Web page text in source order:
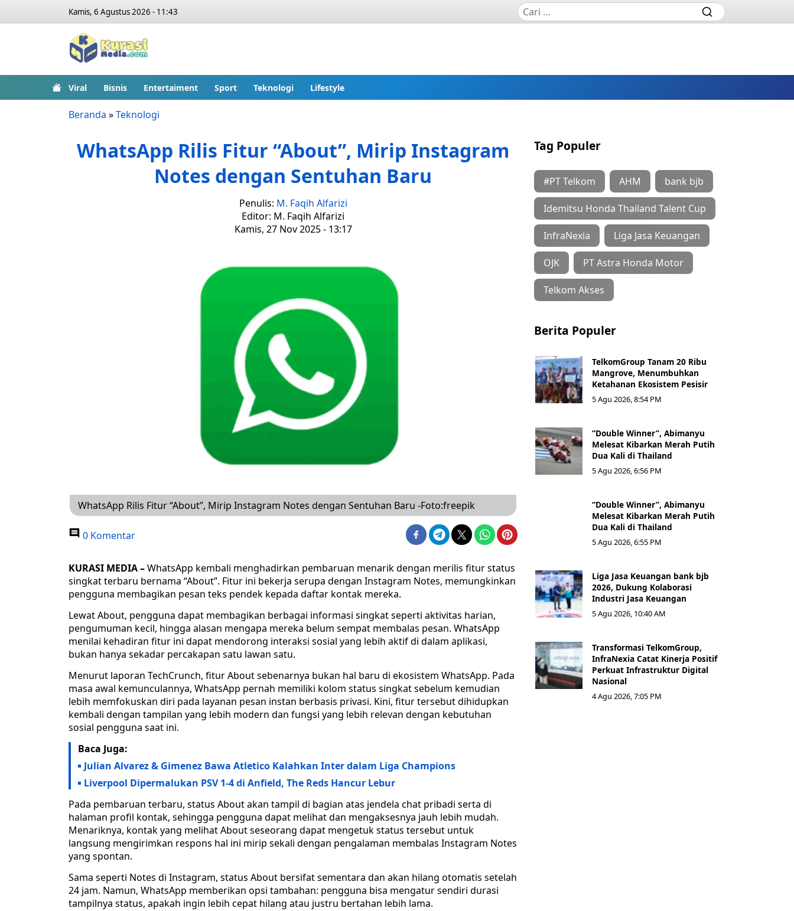
Kamis, 6 Agustus 2026 - 11:43
Viral Bisnis Entertaiment Sport Teknologi Lifestyle
Beranda »Teknologi
WhatsApp Rilis Fitur “About”, Mirip Instagram
Notes dengan Sentuhan Baru
Penulis: M. Faqih Alfarizi
Editor: M. Faqih Alfarizi
Kamis, 27 Nov 2025 - 13:17
WhatsApp Rilis Fitur “About”, Mirip Instagram Notes dengan Sentuhan Baru -Foto:freepik
0 Komentar
KURASI MEDIA –WhatsApp kembali menghadirkan pembaruan menarik dengan merilis fitur status
singkat terbaru bernama “About”. Fitur ini bekerja serupa dengan Instagram Notes, memungkinkan
pengguna membagikan pesan teks pendek kepada daftar kontak mereka.
Lewat About, pengguna dapat membagikan berbagai informasi singkat seperti aktivitas harian,
pengumuman kecil, hingga alasan mengapa mereka belum sempat membalas pesan. WhatsApp
menilai kehadiran fitur ini dapat mendorong interaksi sosial yang lebih aktif di dalam aplikasi,
bukan hanya sekadar percakapan satu lawan satu.
Menurut laporan TechCrunch, fitur About sebenarnya bukan hal baru di ekosistem WhatsApp. Pada
masa awal kemunculannya, WhatsApp pernah memiliki kolom status singkat sebelum kemudian
lebih memfokuskan diri pada layanan pesan instan berbasis privasi. Kini, fitur tersebut dihidupkan
kembali dengan tampilan yang lebih modern dan fungsi yang lebih relevan dengan kebutuhan
sosial pengguna saat ini.
Baca Juga:
Julian Alvarez & Gimenez Bawa Atletico Kalahkan Inter dalam Liga Champions
Liverpool Dipermalukan PSV 1-4 di Anfield, The Reds Hancur Lebur
Pada pembaruan terbaru, status About akan tampil di bagian atas jendela chat pribadi serta di
halaman profil kontak, sehingga pengguna dapat melihat dan mengaksesnya jauh lebih mudah.
Menariknya, kontak yang melihat About seseorang dapat mengetuk status tersebut untuk
langsung mengirimkan respons hal ini mirip sekali dengan pengalaman membalas Instagram Notes
yang spontan.
Sama seperti Notes di Instagram, status About bersifat sementara dan akan hilang otomatis setelah
24 jam. Namun, WhatsApp memberikan opsi tambahan: pengguna bisa mengatur sendiri durasi
tampilnya status, apakah ingin lebih cepat hilang atau justru bertahan lebih lama.
Tag Populer
#PT Telkom AHM bank bjb
Idemitsu Honda Thailand Talent Cup
InfraNexia Liga Jasa Keuangan
OJK PT Astra Honda Motor
Telkom Akses
Berita Populer
TelkomGroup Tanam 20 Ribu
Mangrove, Menumbuhkan
Ketahanan Ekosistem Pesisir
5 Agu 2026, 8:54 PM
“Double Winner”, Abimanyu
Melesat Kibarkan Merah Putih
Dua Kali di Thailand
5 Agu 2026, 6:56 PM
“Double Winner”, Abimanyu
Melesat Kibarkan Merah Putih
Dua Kali di Thailand
5 Agu 2026, 6:55 PM
Liga Jasa Keuangan bank bjb
2026, Dukung Kolaborasi
Industri Jasa Keuangan
5 Agu 2026, 10:40 AM
Transformasi TelkomGroup,
InfraNexia Catat Kinerja Positif
Perkuat Infrastruktur Digital
Nasional
4 Agu 2026, 7:05 PM